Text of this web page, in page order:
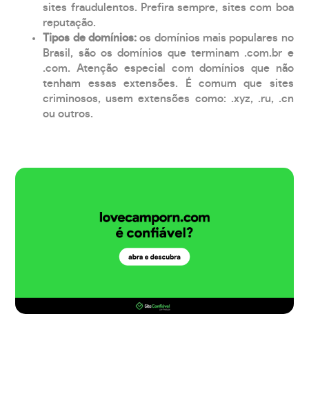
sites fraudulentos. Prefira sempre, sites com boa
reputação.
Tipos de domínios:os domínios mais populares no
Brasil, são os domínios que terminam .com.br e
.com. Atenção especial com domínios que não
tenham essas extensões. É comum que sites
criminosos, usem extensões como: .xyz, .ru, .cn
ou outros.